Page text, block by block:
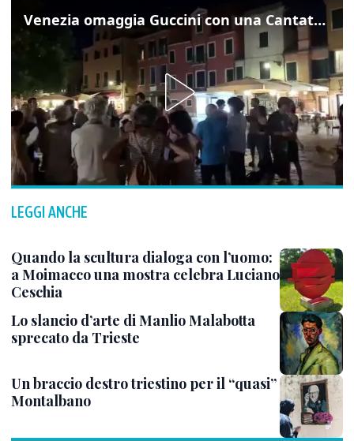
Venezia omaggia Guccini con una Cantata Anarchica in campo Santa Margherita
LEGGI ANCHE
Quando la scultura dialoga con l’uomo:
a Moimacco una mostra celebra Luciano
Ceschia
Lo slancio d’arte di Manlio Malabotta
sprecato da Trieste
Un braccio destro triestino per il “quasi”
Montalbano